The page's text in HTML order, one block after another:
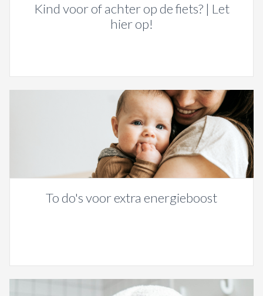
Kind voor of achter op de fiets? | Let
hier op!
To do's voor extra energieboost